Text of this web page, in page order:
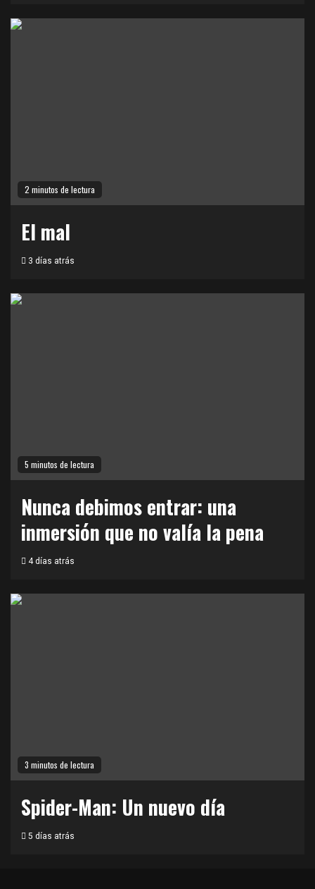
2 minutos de lectura
El mal
3 días atrás
5 minutos de lectura
Nunca debimos entrar: una
inmersión que no valía la pena
4 días atrás
3 minutos de lectura
Spider-Man: Un nuevo día
5 días atrás